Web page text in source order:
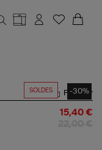
SOLDES -30%
Partager
15,40 €